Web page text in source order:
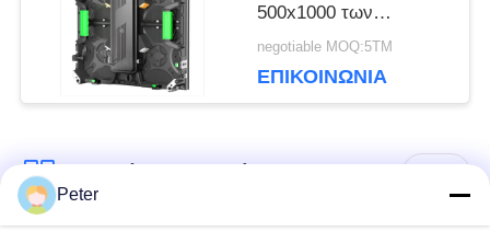
ΠΟΛΙΤΙΚΉ
ΜΥΣΤΙΚΌΤΗΤΑΣ
500x1000 των
εσωτερικών
P3.91 3840Hz τύπων
negotiable MOQ:5ΤΜ
ΕΠΙΚΟΙΝΩΝΊΑ
Λαϊκή κατηγορία
Peter